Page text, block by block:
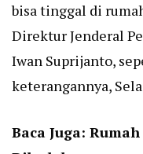
bisa tinggal di
Direktur Jenderal
Iwan Suprijanto,
keterangannya,
Baca Juga: